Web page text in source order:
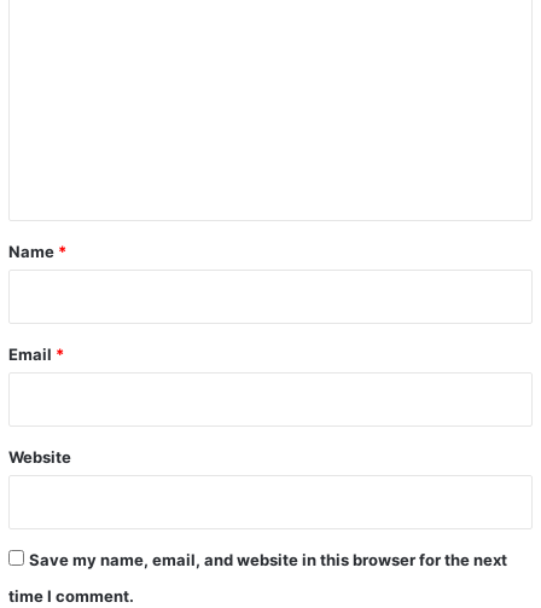
*
Name *
Email *
Website
Save my name, email, and website in this browser for the next
time I comment.